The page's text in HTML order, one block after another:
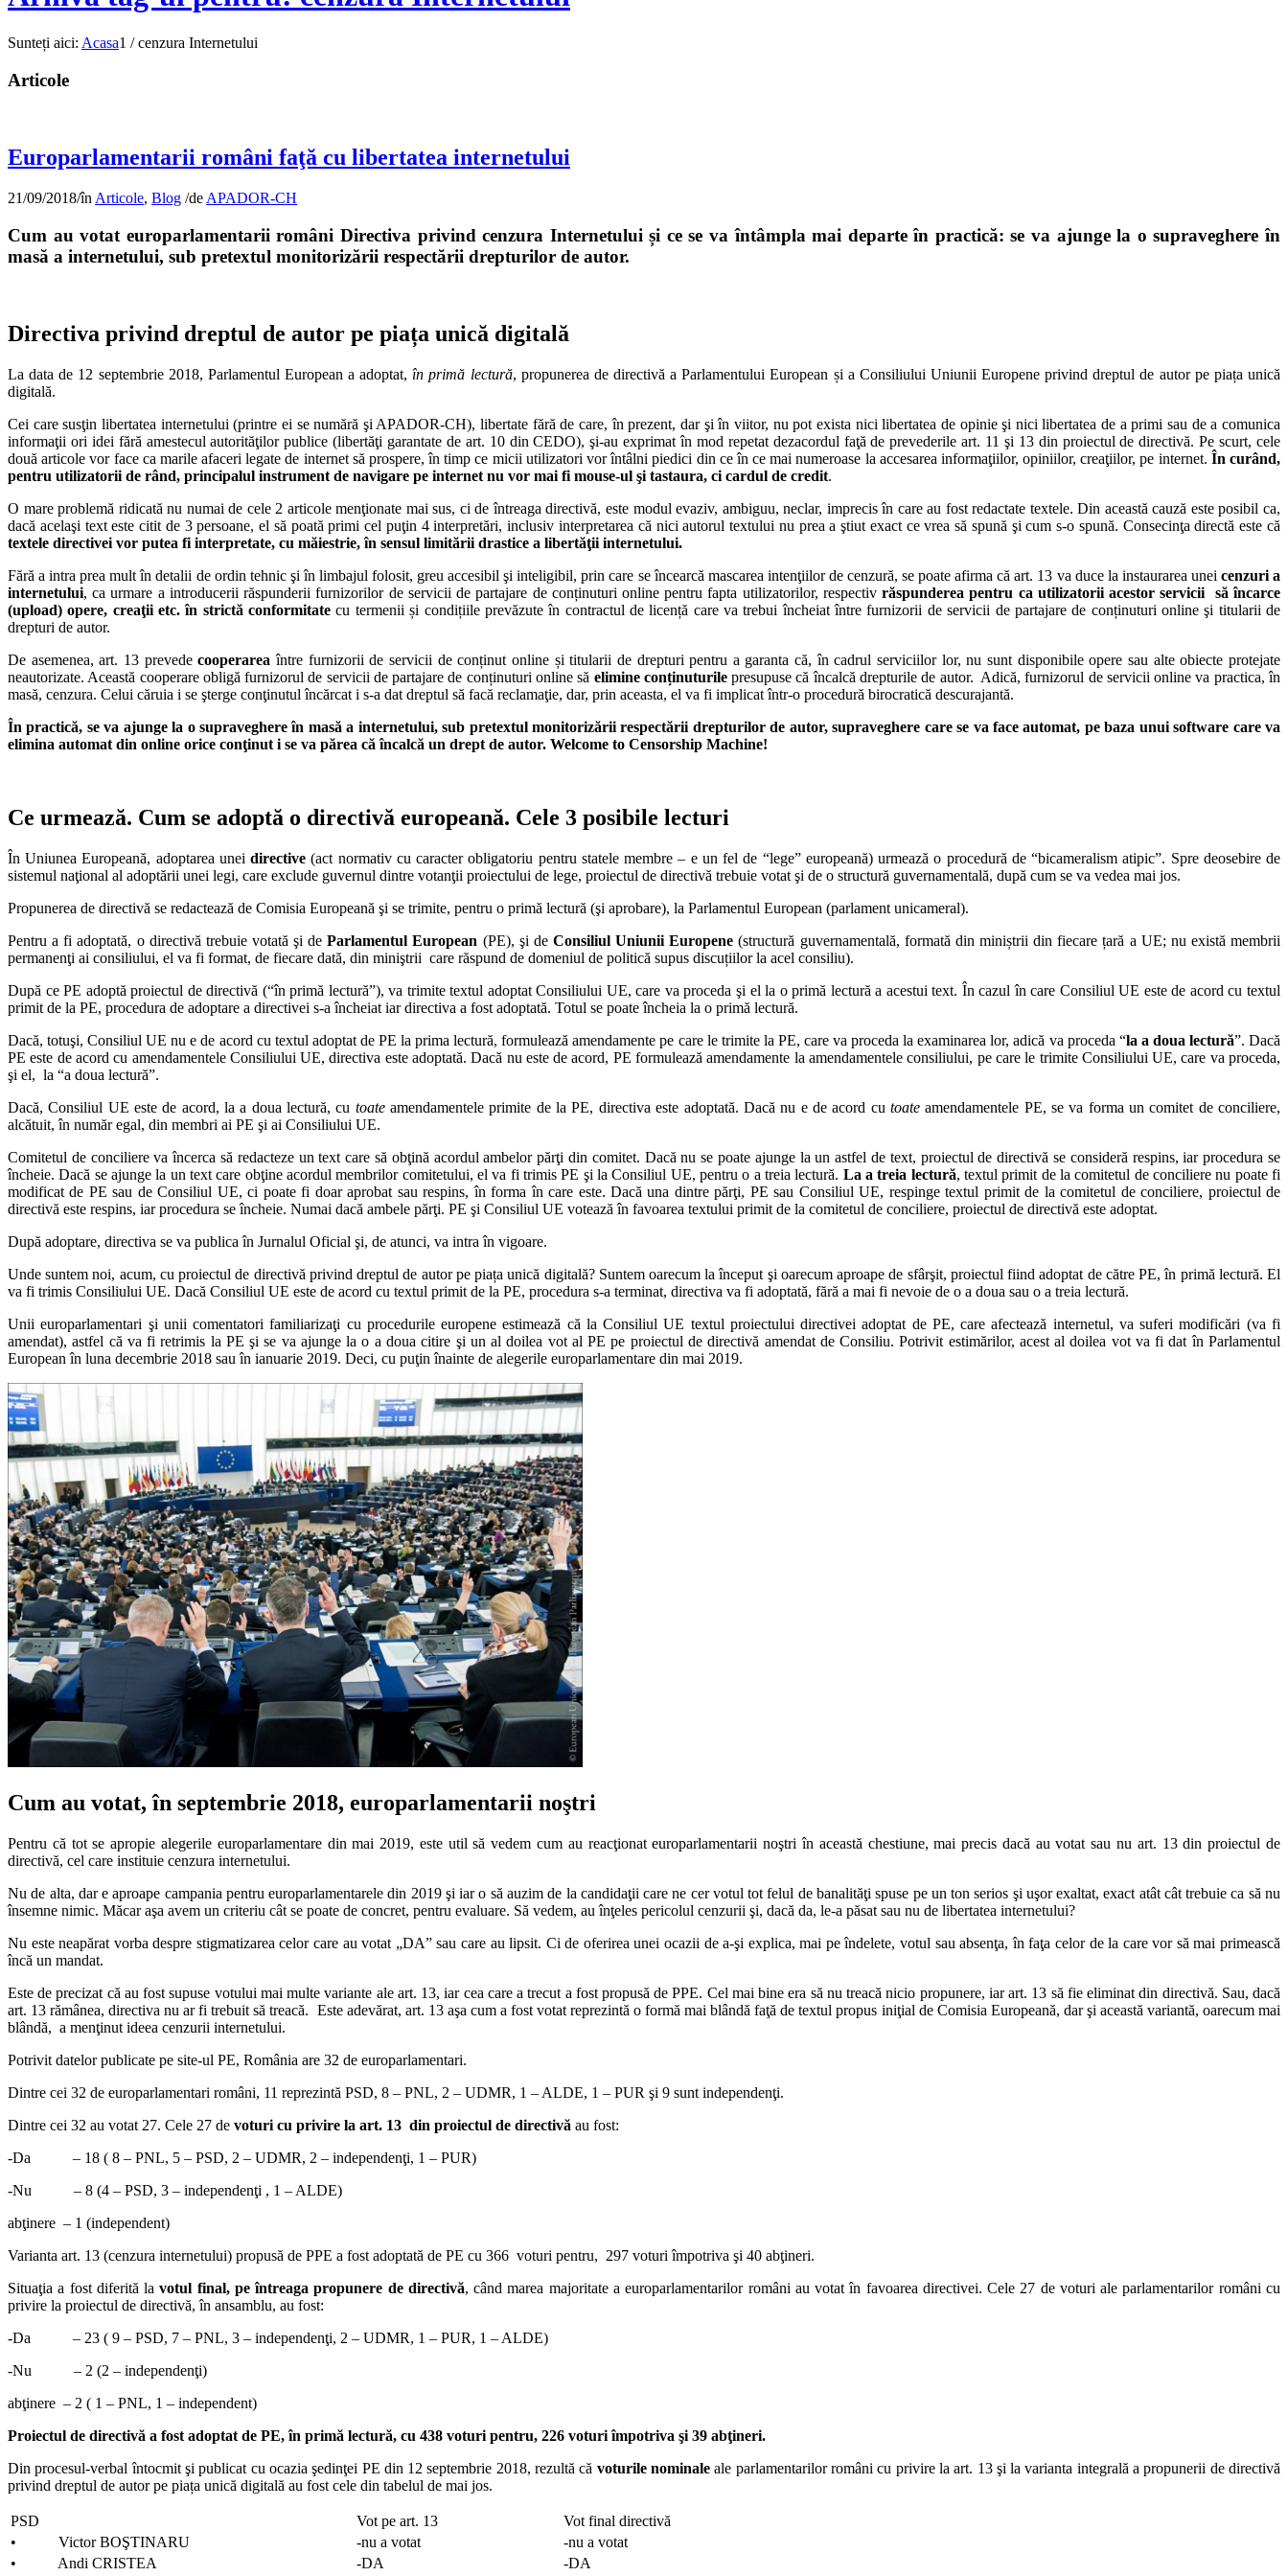
Sunteți aici: Acasa1 / cenzura Internetului
Articole
Europarlamentarii români faţă cu libertatea internetului
21/09/2018/în Articole, Blog /de APADOR-CH
Cum au votat europarlamentarii români Directiva privind cenzura Internetului și ce se va întâmpla mai departe în practică: se va ajunge la o supraveghere în
masă a internetului, sub pretextul monitorizării respectării drepturilor de autor.
Directiva privind dreptul de autor pe piața unică digitală
La data de 12 septembrie 2018, Parlamentul European a adoptat,în primă lectură, propunerea de directivă a Parlamentului European și a Consiliului Uniunii Europene privind dreptul de autor pe piața unică
digitală.
Cei care susţin libertatea internetului (printre ei se numără şi APADOR-CH), libertate fără de care, în prezent, dar şi în viitor, nu pot exista nici libertatea de opinie şi nici libertatea de a primi sau de a comunica
informaţii ori idei fără amestecul autorităţilor publice (libertăţi garantate de art. 10 din CEDO), şi-au exprimat în mod repetat dezacordul faţă de prevederile art. 11 şi 13 din proiectul de directivă. Pe scurt, cele
două articole vor face ca marile afaceri legate de internet să prospere, în timp ce micii utilizatori vor întâlni piedici din ce în ce mai numeroase la accesarea informaţiilor, opiniilor, creaţiilor, pe internet. În curând,
pentru utilizatorii de rând, principalul instrument de navigare pe internet nu vor mai fi mouse-ul şi tastaura, ci cardul de credit.
O mare problemă ridicată nu numai de cele 2 articole menţionate mai sus, ci de întreaga directivă, este modul evaziv, ambiguu, neclar, imprecis în care au fost redactate textele. Din această cauză este posibil ca,
dacă acelaşi text este citit de 3 persoane, el să poată primi cel puţin 4 interpretări, inclusiv interpretarea că nici autorul textului nu prea a ştiut exact ce vrea să spună şi cum s-o spună. Consecinţa directă este că
textele directivei vor putea fi interpretate, cu măiestrie, în sensul limitării drastice a libertăţii internetului.
Fără a intra prea mult în detalii de ordin tehnic şi în limbajul folosit, greu accesibil şi inteligibil, prin care se încearcă mascarea intenţiilor de cenzură, se poate afirma că art. 13 va duce la instaurarea unei cenzuri a
internetului, ca urmare a introducerii răspunderii furnizorilor de servicii de partajare de conținuturi online pentru fapta utilizatorilor, respectivrăspunderea pentru ca utilizatorii acestor servicii să încarce
(upload) opere, creaţii etc. în strictă conformitate cu termenii și condițiile prevăzute în contractul de licență care va trebui încheiat între furnizorii de servicii de partajare de conținuturi online şi titularii de
drepturi de autor.
De asemenea, art. 13 prevedecooperarea între furnizorii de servicii de conținut online și titularii de drepturi pentru a garanta că, în cadrul serviciilor lor, nu sunt disponibile opere sau alte obiecte protejate
neautorizate. Această cooperare obligă furnizorul de servicii de partajare de conținuturi online să elimine conținuturilepresupuse că încalcă drepturile de autor. Adică, furnizorul de servicii online va practica, în
masă, cenzura. Celui căruia i se şterge conţinutul încărcat i s-a dat dreptul să facă reclamaţie, dar, prin aceasta, el va fi implicat într-o procedură birocratică descurajantă.
În practică, se va ajunge la o supraveghere în masă a internetului, sub pretextul monitorizării respectării drepturilor de autor, supraveghere care se va face automat, pe baza unui software care va
elimina automat din online orice conţinut i se va părea că încalcă un drept de autor. Welcome to Censorship Machine!
Ce urmează. Cum se adoptă o directivă europeană. Cele 3 posibile lecturi
În Uniunea Europeană, adoptarea uneidirective (act normativ cu caracter obligatoriu pentru statele membre – e un fel de “lege” europeană) urmează o procedură de “bicameralism atipic”. Spre deosebire de
sistemul naţional al adoptării unei legi, care exclude guvernul dintre votanţii proiectului de lege, proiectul de directivă trebuie votat şi de o structură guvernamentală, după cum se va vedea mai jos.
Propunerea de directivă se redactează de Comisia Europeană şi se trimite, pentru o primă lectură (şi aprobare), la Parlamentul European (parlament unicameral).
Pentru a fi adoptată, o directivă trebuie votată şi deParlamentul European (PE), şi deConsiliul Uniunii Europene (structură guvernamentală, formată din miniștrii din fiecare țară a UE; nu există membrii
permanenţi ai consiliului, el va fi format, de fiecare dată, din miniştrii care răspund de domeniul de politică supus discuțiilor la acel consiliu).
După ce PE adoptă proiectul de directivă (“în primă lectură”), va trimite textul adoptat Consiliului UE, care va proceda şi el la o primă lectură a acestui text. În cazul în care Consiliul UE este de acord cu textul
primit de la PE, procedura de adoptare a directivei s-a încheiat iar directiva a fost adoptată. Totul se poate încheia la o primă lectură.
Dacă, totuşi, Consiliul UE nu e de acord cu textul adoptat de PE la prima lectură, formulează amendamente pe care le trimite la PE, care va proceda la examinarea lor, adică va proceda “la a doua lectură”. Dacă
PE este de acord cu amendamentele Consiliului UE, directiva este adoptată. Dacă nu este de acord, PE formulează amendamente la amendamentele consiliului, pe care le trimite Consiliului UE, care va proceda,
şi el, la “a doua lectură”.
Dacă, Consiliul UE este de acord, la a doua lectură, cu toateamendamentele primite de la PE, directiva este adoptată. Dacă nu e de acord cu toateamendamentele PE, se va forma un comitet de conciliere,
alcătuit, în număr egal, din membri ai PE şi ai Consiliului UE.
Comitetul de conciliere va încerca să redacteze un text care să obţină acordul ambelor părţi din comitet. Dacă nu se poate ajunge la un astfel de text, proiectul de directivă se consideră respins, iar procedura se
încheie. Dacă se ajunge la un text care obţine acordul membrilor comitetului, el va fi trimis PE şi la Consiliul UE, pentru o a treia lectură. La a treia lectură, textul primit de la comitetul de conciliere nu poate fi
modificat de PE sau de Consiliul UE, ci poate fi doar aprobat sau respins, în forma în care este. Dacă una dintre părţi, PE sau Consiliul UE, respinge textul primit de la comitetul de conciliere, proiectul de
directivă este respins, iar procedura se încheie. Numai dacă ambele părţi. PE şi Consiliul UE votează în favoarea textului primit de la comitetul de conciliere, proiectul de directivă este adoptat.
După adoptare, directiva se va publica în Jurnalul Oficial şi, de atunci, va intra în vigoare.
Unde suntem noi, acum, cu proiectul de directivă privind dreptul de autor pe piața unică digitală? Suntem oarecum la început şi oarecum aproape de sfârşit, proiectul fiind adoptat de către PE, în primă lectură. El
va fi trimis Consiliului UE. Dacă Consiliul UE este de acord cu textul primit de la PE, procedura s-a terminat, directiva va fi adoptată, fără a mai fi nevoie de o a doua sau o a treia lectură.
Unii europarlamentari şi unii comentatori familiarizaţi cu procedurile europene estimează că la Consiliul UE textul proiectului directivei adoptat de PE, care afectează internetul, va suferi modificări (va fi
amendat), astfel că va fi retrimis la PE şi se va ajunge la o a doua citire şi un al doilea vot al PE pe proiectul de directivă amendat de Consiliu. Potrivit estimărilor, acest al doilea vot va fi dat în Parlamentul
European în luna decembrie 2018 sau în ianuarie 2019. Deci, cu puţin înainte de alegerile europarlamentare din mai 2019.
Cum au votat, în septembrie 2018, europarlamentarii noştri
Pentru că tot se apropie alegerile europarlamentare din mai 2019, este util să vedem cum au reacţionat europarlamentarii noştri în această chestiune, mai precis dacă au votat sau nu art. 13 din proiectul de
directivă, cel care instituie cenzura internetului.
Nu de alta, dar e aproape campania pentru europarlamentarele din 2019 şi iar o să auzim de la candidaţii care ne cer votul tot felul de banalităţi spuse pe un ton serios şi uşor exaltat, exact atât cât trebuie ca să nu
însemne nimic. Măcar aşa avem un criteriu cât se poate de concret, pentru evaluare. Să vedem, au înţeles pericolul cenzurii şi, dacă da, le-a păsat sau nu de libertatea internetului?
Nu este neapărat vorba despre stigmatizarea celor care au votat „DA” sau care au lipsit. Ci de oferirea unei ocazii de a-şi explica, mai pe îndelete, votul sau absenţa, în faţa celor de la care vor să mai primească
încă un mandat.
Este de precizat că au fost supuse votului mai multe variante ale art. 13, iar cea care a trecut a fost propusă de PPE. Cel mai bine era să nu treacă nicio propunere, iar art. 13 să fie eliminat din directivă. Sau, dacă
art. 13 rămânea, directiva nu ar fi trebuit să treacă. Este adevărat, art. 13 aşa cum a fost votat reprezintă o formă mai blândă faţă de textul propus iniţial de Comisia Europeană, dar şi această variantă, oarecum mai
blândă, a menţinut ideea cenzurii internetului.
Potrivit datelor publicate pe site-ul PE, România are 32 de europarlamentari.
Dintre cei 32 de europarlamentari români, 11 reprezintă PSD, 8 – PNL, 2 – UDMR, 1 – ALDE, 1 – PUR şi 9 sunt independenţi.
Dintre cei 32 au votat 27. Cele 27 de voturi cu privire la art. 13 din proiectul de directivă au fost:
-Da – 18 ( 8 – PNL, 5 – PSD, 2 – UDMR, 2 – independenţi, 1 – PUR)
-Nu – 8 (4 – PSD, 3 – independenţi , 1 – ALDE)
abţinere – 1 (independent)
Varianta art. 13 (cenzura internetului) propusă de PPE a fost adoptată de PE cu 366 voturi pentru, 297 voturi împotriva şi 40 abţineri.
Situaţia a fost diferită lavotul final, pe întreaga propunere de directivă, când marea majoritate a europarlamentarilor români au votat în favoarea directivei. Cele 27 de voturi ale parlamentarilor români cu
privire la proiectul de directivă, în ansamblu, au fost:
-Da – 23 ( 9 – PSD, 7 – PNL, 3 – independenţi, 2 – UDMR, 1 – PUR, 1 – ALDE)
-Nu – 2 (2 – independenţi)
abţinere – 2 ( 1 – PNL, 1 – independent)
Proiectul de directivă a fost adoptat de PE, în primă lectură, cu 438 voturi pentru, 226 voturi împotriva şi 39 abţineri.
Din procesul-verbal întocmit şi publicat cu ocazia şedinţei PE din 12 septembrie 2018, rezultă că voturile nominale ale parlamentarilor români cu privire la art. 13 şi la varianta integrală a propunerii de directivă
privind dreptul de autor pe piața unică digitală au fost cele din tabelul de mai jos.
PSD Vot pe art. 13
Vot final directivă
• Victor BOŞTINARU
-nu a votat
-nu a votat
• Andi CRISTEA
-DA -DA